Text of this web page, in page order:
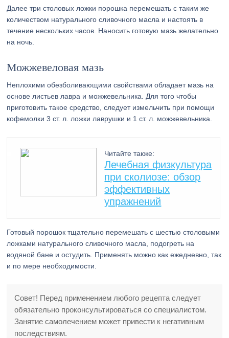
Далее три столовых ложки порошка перемешать с таким же
количеством натурального сливочного масла и настоять в
течение нескольких часов. Наносить готовую мазь желательно
на ночь.
Можжевеловая мазь
Неплохими обезболивающими свойствами обладает мазь на
основе листьев лавра и можжевельника. Для того чтобы
приготовить такое средство, следует измельчить при помощи
кофемолки 3 ст. л. ложки лаврушки и 1 ст. л. можжевельника.
Читайте также:
Лечебная физкультура
при сколиозе: обзор
эффективных
упражнений
Готовый порошок тщательно перемешать с шестью столовыми
ложками натурального сливочного масла, подогреть на
водяной бане и остудить. Применять можно как ежедневно, так
и по мере необходимости.
Совет! Перед применением любого рецепта следует
обязательно проконсультироваться со специалистом.
Занятие самолечением может привести к негативным
последствиям.